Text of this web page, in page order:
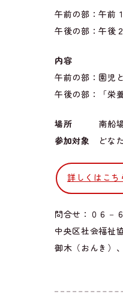
午前の部：午前
午後の部：午後
内容
午前の部：園児
午後の部：「栄
場所 南船場会
参加対象 どな
詳しくはこち
問合せ：０６－
中央区社会福祉
御木（おんき）